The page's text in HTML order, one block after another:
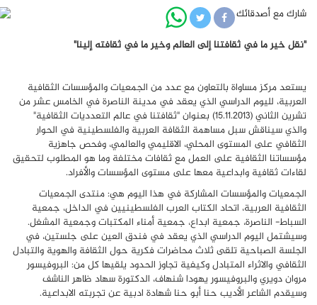
شارك مع أصدقائك
"نقل خير ما في ثقافتنا إلى العالم وخير ما في ثقافته إلينا"
يستعد مركز مساواة بالتعاون مع عدد من الجمعيات والمؤسسات الثقافية
العربية، لليوم الدراسي الذي يعقد في مدينة الناصرة في الخامس عشر من
تشرين الثاني (15.11.2013) بعنوان "ثقافتنا في عالم التعدديات الثقافية"
والذي سيناقش سبل مساهمة الثقافة العربية والفلسطينية في الحوار
الثقافي على المستوى المحلي، الاقليمي والعالمي، وفحص جاهزية
مؤسساتنا الثقافية على العمل مع ثقافات مختلفة وما هو المطلوب لتحقيق
لقاءات ثقافية وابداعية معها على مستوى المؤسسات والأفراد.
الجمعيات والمؤسسات المشاركة في هذا اليوم هي: منتدى الجمعيات
الثقافية العربية، اتحاد الكتاب العرب الفلسطينيين في الداخل، جمعية
السباط- الناصرة، جمعية ابداع، جمعية أمناء المكتبات وجمعية المشغل.
وسيشتمل اليوم الدراسي الذي يعقد في فندق العين على جلستين، في
الجلسة الصباحية تلقى ثلاث محاضرات فكرية حول الثقافة والهوية والتبادل
الثقافي والاثراء المتبادل وكيفية تجاوز الحدود يلقيها كل من: البروفيسور
مروان دويري والبروفيسور يهودا شنهاف، الدكتورة سهاد ظاهر الناشف
وسيقدم الشاعر الأديب حنا أبو حنا شهادة ادبية عن تجربته الابداعية.